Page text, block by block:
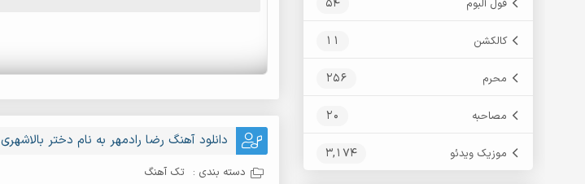
فول آلبوم 54
کالکشن 11
محرم 256
مصاحبه 20
موزیک ویدئو 3,174
دانلود آهنگ رضا رادمهر به نام دختر بالاشهری
دسته بندی : تک آهنگ